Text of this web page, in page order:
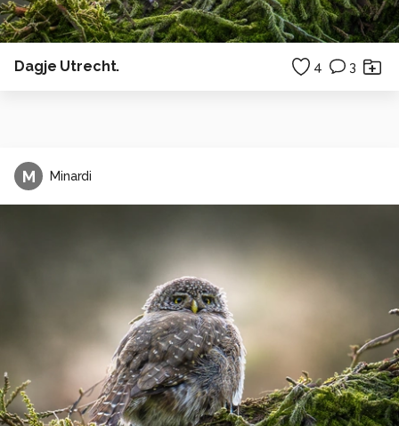
Dagje Utrecht. 4 3
M Minardi